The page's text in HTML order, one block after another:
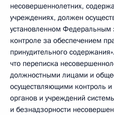
несовершеннолетних,
учреждениях, должен
установленном
контроле за обеспечением
принудительного
что переписка
должностными лицами и
осуществляющими контроль
органов и учреждений
и безнадзорности